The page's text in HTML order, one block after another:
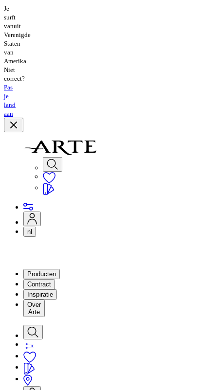
Je
surft
vanuit
Verenigde
Staten
van
Amerika.
Niet
correct?
Pas
je
land
aan
nl
Producten
Contract
Inspiratie
Over
Arte